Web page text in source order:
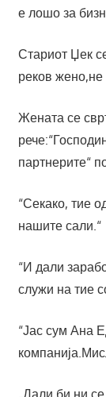
е лошо за
Стариот Џек
реков
Жената се
партнерите“
“Секако, тие
нашите сали.“
“И дали
служи на тие
“Јас сум Ана